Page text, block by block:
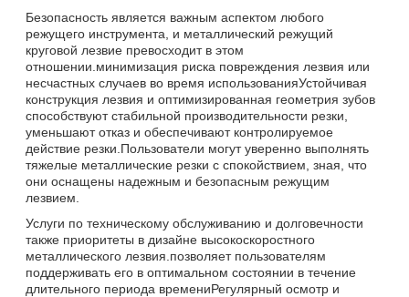
Безопасность является важным аспектом любого
режущего инструмента, и металлический режущий
круговой лезвие превосходит в этом
отношении.минимизация риска повреждения лезвия или
несчастных случаев во время использованияУстойчивая
конструкция лезвия и оптимизированная геометрия зубов
способствуют стабильной производительности резки,
уменьшают отказ и обеспечивают контролируемое
действие резки.Пользователи могут уверенно выполнять
тяжелые металлические резки с спокойствием, зная, что
они оснащены надежным и безопасным режущим
лезвием.
Услуги по техническому обслуживанию и долговечности
также приоритеты в дизайне высокоскоростного
металлического лезвия.позволяет пользователям
поддерживать его в оптимальном состоянии в течение
длительного периода времениРегулярный осмотр и